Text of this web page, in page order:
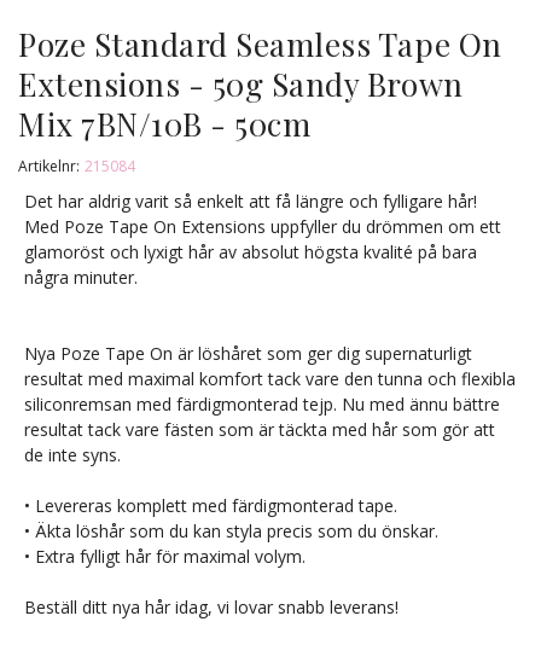
Poze Standard Seamless Tape On
Extensions - 50g Sandy Brown
Mix 7BN/10B - 50cm
Artikelnr: 215084
Det har aldrig varit så enkelt att få längre och fylligare hår!
Med Poze Tape On Extensions uppfyller du drömmen om ett
glamoröst och lyxigt hår av absolut högsta kvalité på bara
några minuter.
Nya Poze Tape On är löshåret som ger dig supernaturligt
resultat med maximal komfort tack vare den tunna och flexibla
siliconremsan med färdigmonterad tejp. Nu med ännu bättre
resultat tack vare fästen som är täckta med hår som gör att
de inte syns.
• Levereras komplett med färdigmonterad tape.
• Äkta löshår som du kan styla precis som du önskar.
• Extra fylligt hår för maximal volym.
Beställ ditt nya hår idag, vi lovar snabb leverans!